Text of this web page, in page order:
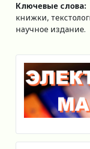
Ключевые слова:
книжки,
научное издание.